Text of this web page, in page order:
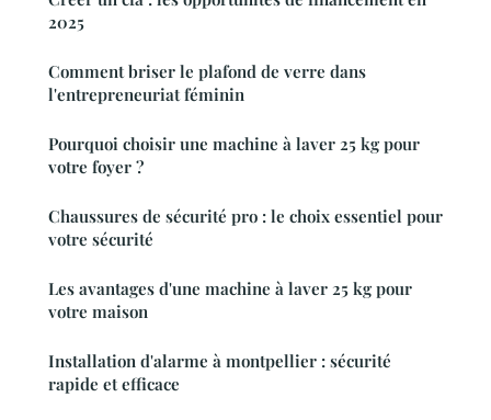
2025
Comment briser le plafond de verre dans
l'entrepreneuriat féminin
Pourquoi choisir une machine à laver 25 kg pour
votre foyer ?
Chaussures de sécurité pro : le choix essentiel pour
votre sécurité
Les avantages d'une machine à laver 25 kg pour
votre maison
Installation d'alarme à montpellier : sécurité
rapide et efficace